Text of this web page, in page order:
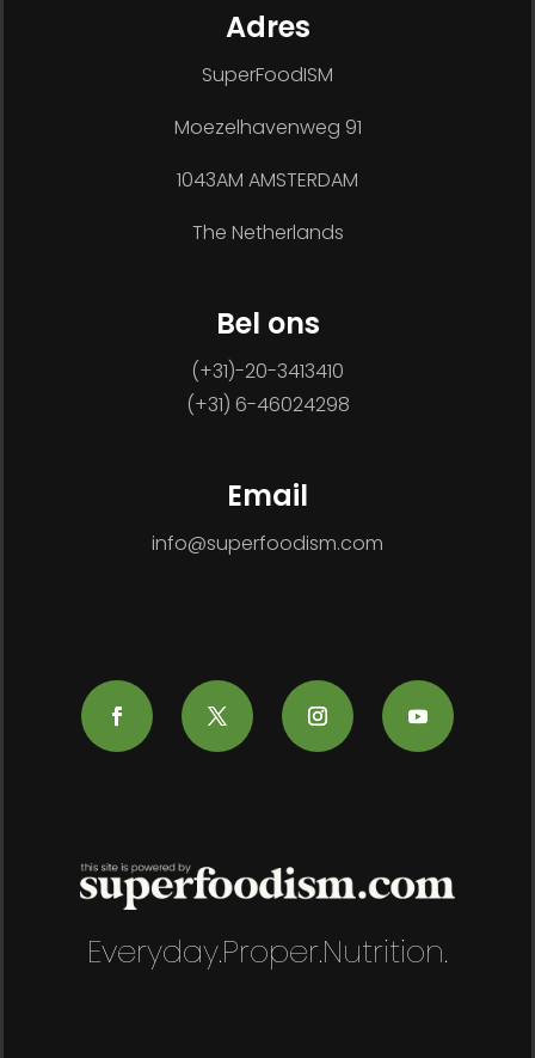
Adres
SuperFoodISM
Moezelhavenweg 91
1043AM AMSTERDAM
The Netherlands
Bel ons
(+31)-20-3413410
(+31) 6-46024298
Email
info@superfoodism.com
Everyday.Proper.Nutrition.